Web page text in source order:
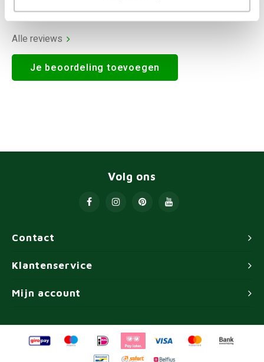
Alle reviews
Je beoordeling toevoegen
Contact
Volg ons
Klantenservice
Mijn account